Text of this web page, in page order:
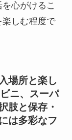
心がけるこ
楽しむ程度で
場所と楽し
ニ、スーパ
肢と保存・
は多彩なフ